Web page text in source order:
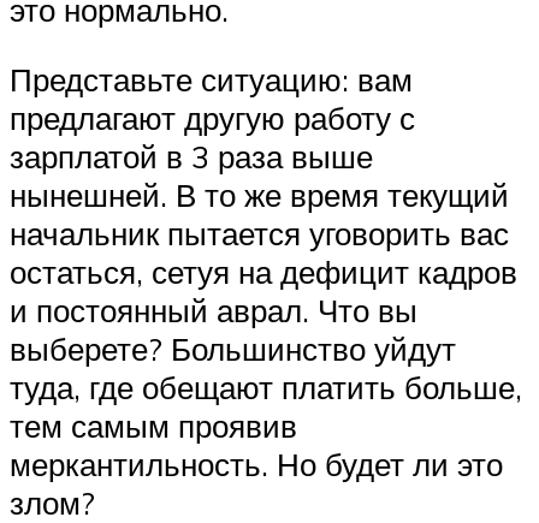
это нормально.
Представьте ситуацию: вам
предлагают другую работу с
зарплатой в 3 раза выше
нынешней. В то же время текущий
начальник пытается уговорить вас
остаться, сетуя на дефицит кадров
и постоянный аврал. Что вы
выберете? Большинство уйдут
туда, где обещают платить больше,
тем самым проявив
меркантильность. Но будет ли это
злом?